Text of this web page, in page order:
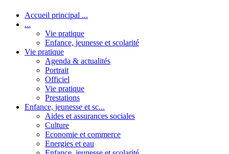
Accueil principal ...
...
Vie pratique
Enfance, jeunesse et scolarité
Vie pratique
Agenda & actualités
Portrait
Officiel
Vie pratique
Prestations
Enfance, jeunesse et sc...
Aides et assurances sociales
Culture
Economie et commerce
Energies et eau